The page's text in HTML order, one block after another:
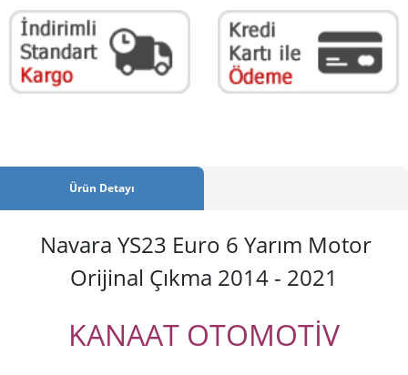
Ürün Detayı
Navara YS23 Euro 6 Yarım Motor
Orijinal Çıkma 2014 - 2021
KANAAT OTOMOTİV